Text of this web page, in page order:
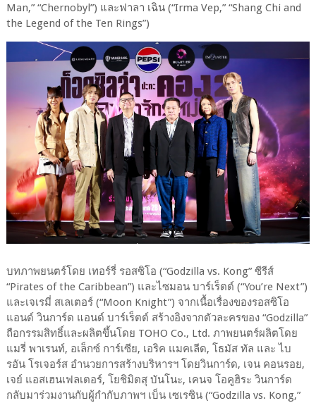
Man,” “Chernobyl”) และฟาลา เฉิน (“Irma Vep,” “Shang Chi and
the Legend of the Ten Rings”)
บทภาพยนตร์โดย เทอร์รี่ รอสซิโอ (“Godzilla vs. Kong” ซีรีส์
“Pirates of the Caribbean”) และไซมอน บาร์เร็ตต์ (“You’re Next”)
และเจเรมี่ สเลเตอร์ (“Moon Knight”) จากเนื้อเรื่องของรอสซิโอ
แอนด์ วินการ์ด แอนด์ บาร์เร็ตต์ สร้างอิงจากตัวละครของ “Godzilla”
ถือกรรมสิทธิ์และผลิตขึ้นโดย TOHO Co., Ltd. ภาพยนตร์ผลิตโดย
แมรี่ พาเรนท์, อเล็กซ์ การ์เซีย, เอริค แมคเลีด, โธมัส ทัล และ ไบ
รอัน โรเจอร์ส อำนวยการสร้างบริหารฯ โดยวินการ์ด, เจน คอนรอย,
เจย์ แอสเฮนเฟลเตอร์, โยชิมิตสุ บันโนะ, เคนจ โอคูฮิระ วินการ์ด
กลับมาร่วมงานกับผู้กำกับภาพฯ เบ็น เซเรซิน (“Godzilla vs. Kong,”